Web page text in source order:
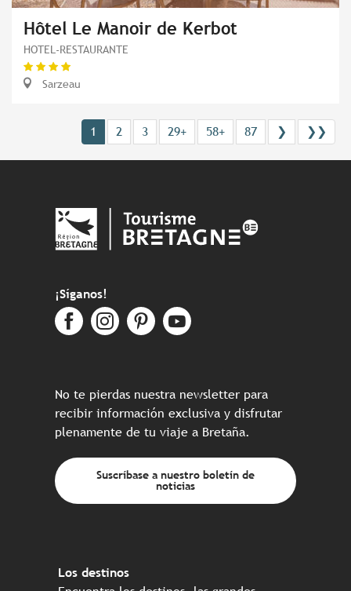
Hôtel Le Manoir de Kerbot
HOTEL-RESTAURANTE
Sarzeau
1 2 3 29+ 58+ 87 ❯ ❯❯
¡Síganos!
No te pierdas nuestra newsletter para
recibir información exclusiva y disfrutar
plenamente de tu viaje a Bretaña.
Suscríbase a nuestro boletín de
noticias
Los destinos